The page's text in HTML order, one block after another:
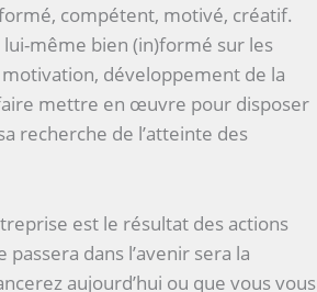
compétent, motivé, créatif.
même bien (in)formé sur les
développement de la
mettre en œuvre pour disposer
recherche de l’atteinte des
est le résultat des actions
dans l’avenir sera la
aujourd’hui ou que vous vous